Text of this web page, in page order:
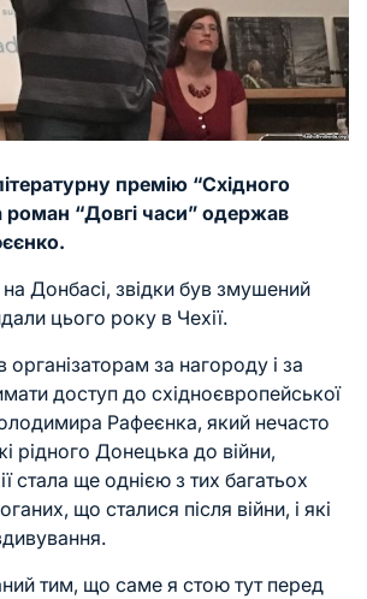
премію “Східного
роман “Довгі часи” одержав
Донбасі, звідки був змушений
цього року в Чехії.
за нагороду і за
доступ до східноєвропейської
Рафеєнка, який нечасто
рідного Донецька до війни,
стала ще однією з тих багатьох
що сталися після війни, і які
тим, що саме я стою тут перед